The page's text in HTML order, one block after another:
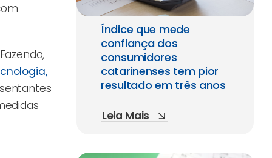
Índice que mede
confiança dos
consumidores
catarinenses tem pior
resultado em três anos
Leia Mais